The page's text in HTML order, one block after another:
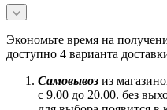
Экономьте время на
доступно 4 варианта
Самовывоз из
с 9.00 до 20.00. без